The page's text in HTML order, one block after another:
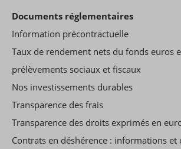
Documents réglementaires
Information précontractuelle
Taux de rendement nets du fonds euros
prélèvements sociaux et fiscaux
Nos investissements durables
Transparence des frais
Transparence des droits exprimés en
Contrats en déshérence : informations et